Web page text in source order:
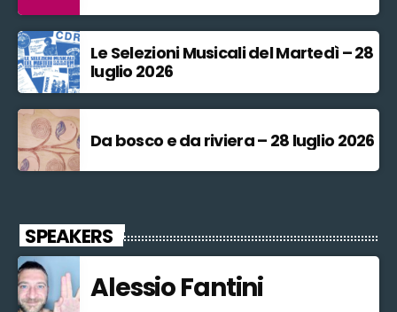
Le Selezioni Musicali del Martedì – 28
luglio 2026
Da bosco e da riviera – 28 luglio 2026
SPEAKERS
Alessio Fantini